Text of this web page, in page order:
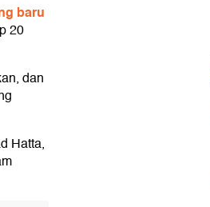
baru
20
dan
Hatta,